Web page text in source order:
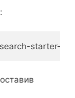
starter-